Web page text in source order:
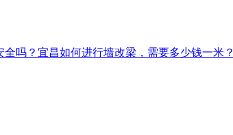
全吗？ 宜昌如何进行墙改梁，需要多少钱一米？